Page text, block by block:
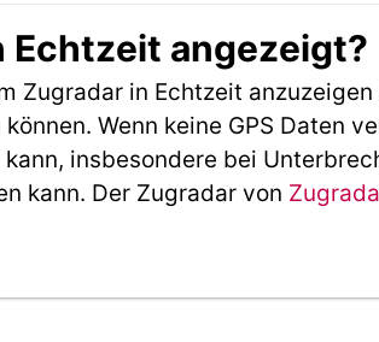
Echtzeit angezeigt?
Zugradar in Echtzeit anzuzeigen
Wenn keine GPS Daten
insbesondere bei
kann. Der Zugradar von